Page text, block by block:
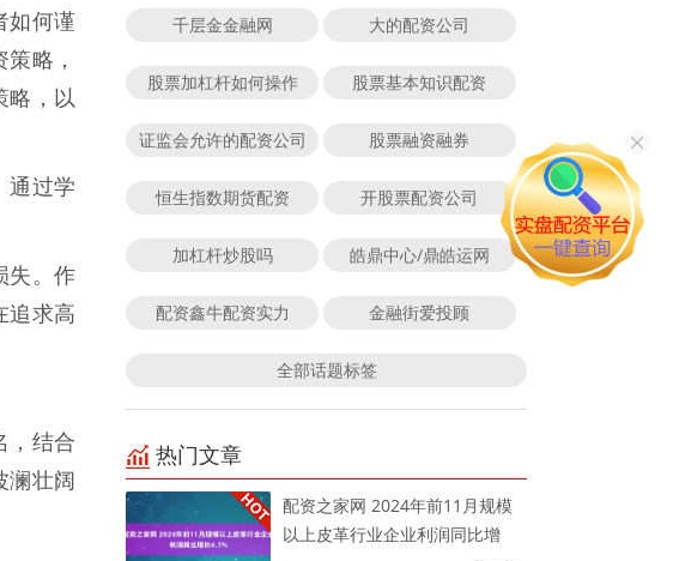
如何谨
略，
略，以
通过学
失。作
追求高
，结合
澜壮阔
千层金金融网 大的配资公司
股票加杠杆如何操作 股票基本知识配资
证监会允许的配资公司 股票融资融券
恒生指数期货配资 开股票配资公司
加杠杆炒股吗 皓鼎中心/鼎皓运网
配资鑫牛配资实力 金融街爱投顾
全部话题标签
热门文章
配资之家网 2024年前11月规模
以上皮革行业企业利润同比增